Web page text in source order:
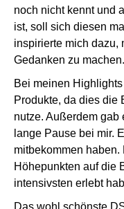
noch nicht kennt und
ist, soll sich diesen
inspirierte mich dazu,
Gedanken zu machen.
Bei meinen
Produkte, da dies die
nutze. Außerdem
lange Pause bei mir.
mitbekommen
Höhepunkten auf die
intensivsten erlebt
Das wohl schönste